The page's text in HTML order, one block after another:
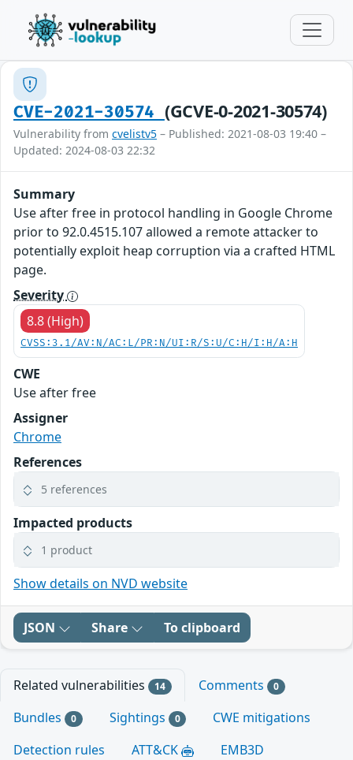
CVE-2021-30574 (GCVE-0-2021-30574)
Vulnerability from cvelistv5 – Published: 2021-08-03 19:40 –
Updated: 2024-08-03 22:32
Summary
Use after free in protocol handling in Google Chrome
prior to 92.0.4515.107 allowed a remote attacker to
potentially exploit heap corruption via a crafted HTML
page.
Severity
8.8 (High)
CVSS:3.1/AV:N/AC:L/PR:N/UI:R/S:U/C:H/I:H/A:H
CWE
Use after free
Assigner
Chrome
References
5 references
Impacted products
1 product
Show details on NVD website
JSON Share To clipboard
Related vulnerabilities 14 Comments 0
Bundles 0 Sightings 0
CWE mitigations
Detection rules
ATT&CK EMB3D